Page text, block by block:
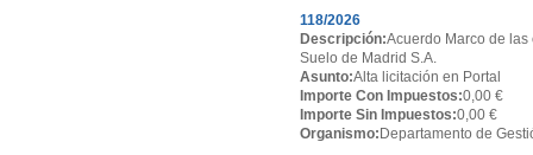
118/2026
Descripción:Acuerdo Marco de
Suelo de Madrid S.A.
Asunto:Alta licitación en Portal
Importe Con Impuestos:0,00 €
Importe Sin Impuestos:0,00 €
Organismo: Departamento de